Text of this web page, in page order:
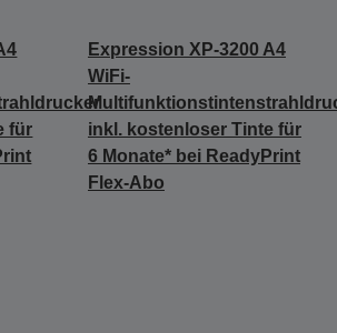
für
Expression XP-3200 A4
WiFi-
inkl. kostenloser Tinte für
6 Monate* bei ReadyPrint
Flex-Abo